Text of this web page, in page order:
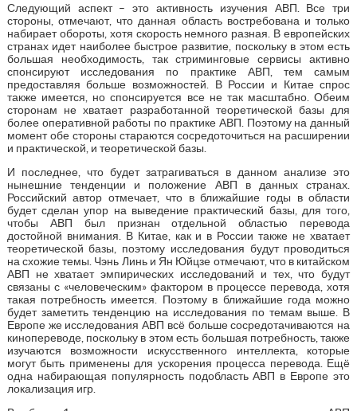
Следующий аспект – это активность изучения АВП. Все три
стороны, отмечают, что данная область востребована и только
набирает обороты, хотя скорость немного разная. В европейских
странах идет наиболее быстрое развитие, поскольку в этом есть
большая необходимость, так стриминговые сервисы активно
спонсируют исследования по практике АВП, тем самым
предоставляя больше возможностей. В России и Китае спрос
также имеется, но спонсируется все не так масштабно. Обеим
сторонам не хватает разработанной теоретической базы для
более оперативной работы по практике АВП. Поэтому на данный
момент обе стороны стараются сосредоточиться на расширении
и практической, и теоретической базы.
И последнее, что будет затрагиваться в данном анализе это
нынешние тенденции и положение АВП в данных странах.
Российский автор отмечает, что в ближайшие годы в области
будет сделан упор на выведение практический базы, для того,
чтобы АВП был признан отдельной областью перевода
достойной внимания. В Китае, как и в России также не хватает
теоретической базы, поэтому исследования будут проводиться
на схожие темы. Чэнь Линь и Ян Юйцзе отмечают, что в китайском
АВП не хватает эмпирических исследований и тех, что будут
связаны с «человеческим» фактором в процессе перевода, хотя
такая потребность имеется. Поэтому в ближайшие года можно
будет заметить тенденцию на исследования по темам выше. В
Европе же исследования АВП всё больше сосредотачиваются на
кинопереводе, поскольку в этом есть большая потребность, также
изучаются возможности искусственного интеллекта, которые
могут быть применены для ускорения процесса перевода. Ещё
одна набирающая популярность подобласть АВП в Европе это
локализация игр.